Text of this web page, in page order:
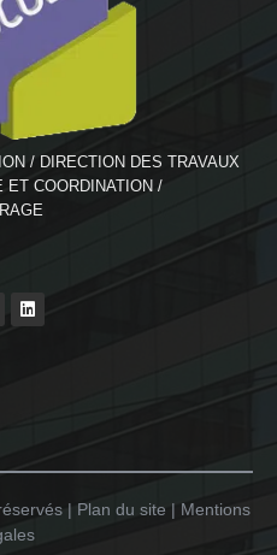
/ DIRECTION DES TRAVAUX
ET COORDINATION /
| Plan du site | Mentions